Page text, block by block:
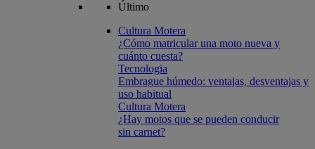
Último
Cultura Motera
¿Cómo matricular una moto nueva y
cuánto cuesta?
Tecnologia
Embrague húmedo: ventajas, desventajas y
uso habitual
Cultura Motera
¿Hay motos que se pueden conducir
sin carnet?